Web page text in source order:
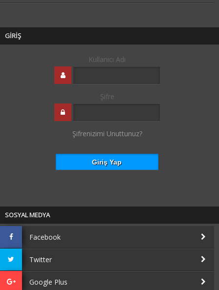
GİRİŞ
Kullanıcı Adı
Şifre
Şifrenizimi Unuttunuz?
SOSYAL MEDYA
Facebook
Twitter
Google Plus